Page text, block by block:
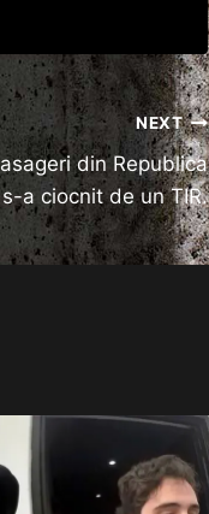
NEXT
din Republica
a ciocnit de un TIR.